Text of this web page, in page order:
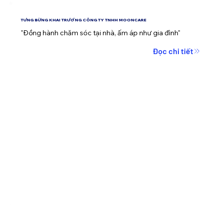
TƯNG BỪNG KHAI TRƯƠNG CÔNG TY TNHH MOONCARE
"Đồng hành chăm sóc tại nhà, ấm áp như gia đình"
Đọc chi tiết